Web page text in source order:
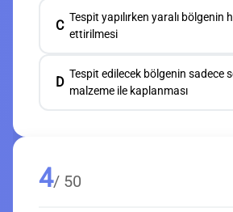
C
Tespit yapılırken yaralı bölgenin
ettirilmesi
D
Tespit edilecek bölgenin sadece
malzeme ile kaplanması
4/ 50